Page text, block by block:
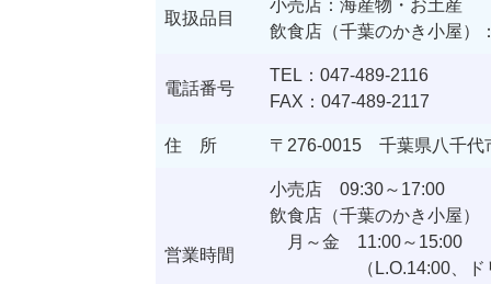
取扱品目
小売店：海産物・お土産
飲食店（千葉のかき小屋）
電話番号
TEL：047-489-2116
FAX：047-489-2117
住 所 〒276-0015 千葉県八千代
営業時間
小売店 09:30～17:00
飲食店（千葉のかき小屋）
月～金 11:00～15:00
（L.O.14:00、ドリ